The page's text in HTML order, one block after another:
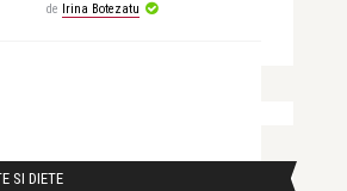
de Irina Botezatu
SI DIETE